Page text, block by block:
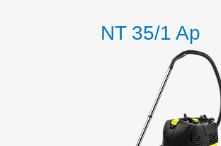
NT 35/1 Ap